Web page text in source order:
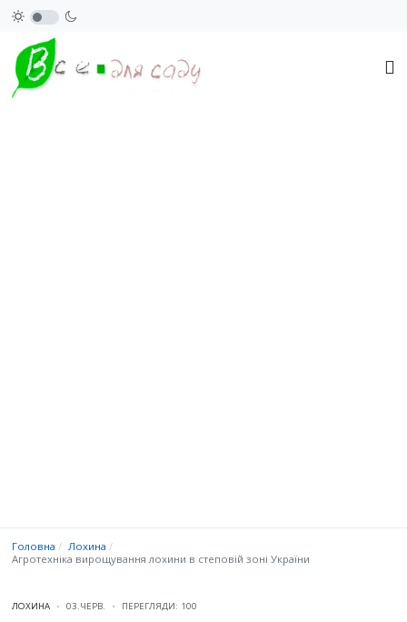
Головна
Лохина
Агротехніка вирощування лохини в степовій зоні України
ЛОХИНА 03.ЧЕРВ. ПЕРЕГЛЯДИ: 100